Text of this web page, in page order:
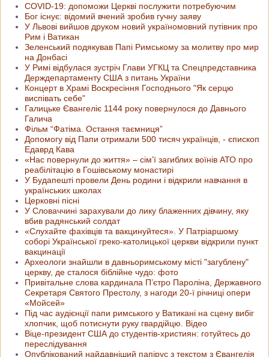
COVID-19: допоможи Церкві послужити потребуючим
Бог існує: відомий вчений зробив гучну заяву
У Львові вийшов друком новий україномовний путівник про
Рим і Ватикан
Зеленський подякував Папі Римському за молитву про мир
на Донбасі
У Римі відбулася зустріч Глави УГКЦ та Спецпредставника
Держдепартаменту США з питань України
Концерт в Храмі Воскресіння Господнього "Як серцю
виспівать себе"
Галицьке Євангеліє 1144 року повернулося до Давнього
Галича
Фільм “Фатіма. Остання таємниця”
Допомогу від Папи отримали 500 тисяч українців, - єпископ
Едаврд Кава
«Нас повернули до життя» – сім’ї загиблих воїнів АТО про
реабілітацію в Гошівському монастирі
У Будапешті провели День родини і відкрили навчання в
українських школах
Церковні пісні
У Словаччині зарахували до лику блаженних дівчину, яку
вбив радянський солдат
«Слухайте фахівців та вакцинуйтеся». У Патріаршому
соборі Української греко-католицької церкви відкрили пункт
вакцинації
Археологи знайшли в давньоримському місті "загублену"
церкву, де сталося біблійне чудо: фото
Привітальне слова кардинала П’єтро Пароліна, Державного
Секретаря Святого Престолу, з нагоди 20-ї річниці опери
«Мойсей»
Під час аудієнції папи римського у Ватикані на сцену вибіг
хлопчик, щоб потиснути руку гвардійцю. Відео
Віце-президент США до студентів-християн: готуйтесь до
переслідування
Опублікований найдавніший папірус з текстом з Євангелія